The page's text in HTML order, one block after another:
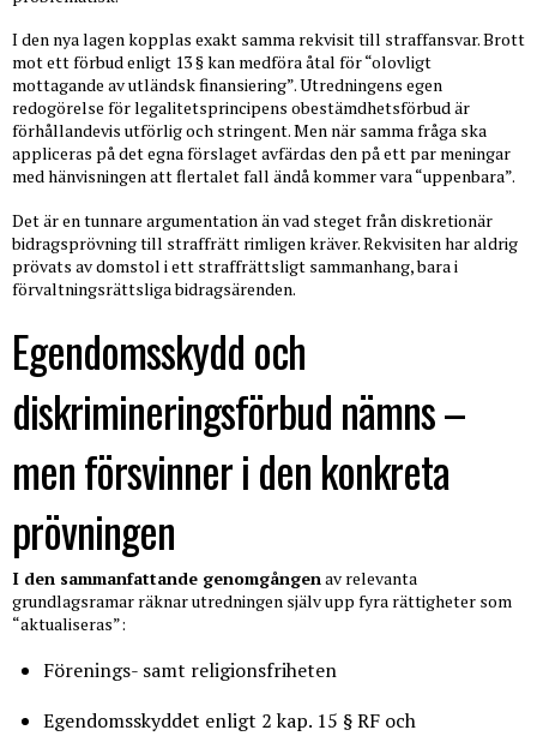
I den nya lagen kopplas exakt samma rekvisit till straffansvar. Brott
mot ett förbud enligt 13 § kan medföra åtal för “olovligt
mottagande av utländsk finansiering”. Utredningens egen
redogörelse för legalitetsprincipens obestämdhetsförbud är
förhållandevis utförlig och stringent. Men när samma fråga ska
appliceras på det egna förslaget avfärdas den på ett par meningar
med hänvisningen att flertalet fall ändå kommer vara “uppenbara”.
Det är en tunnare argumentation än vad steget från diskretionär
bidragsprövning till straffrätt rimligen kräver. Rekvisiten har aldrig
prövats av domstol i ett straffrättsligt sammanhang, bara i
förvaltningsrättsliga bidragsärenden.
Egendomsskydd och
diskrimineringsförbud nämns –
men försvinner i den konkreta
prövningen
I den sammanfattande genomgångenav relevanta
grundlagsramar räknar utredningen själv upp fyra rättigheter som
“aktualiseras”:
Förenings- samt religionsfriheten
Egendomsskyddet enligt 2 kap. 15 § RF och